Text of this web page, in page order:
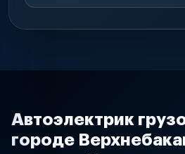
Автоэлектрик
городе